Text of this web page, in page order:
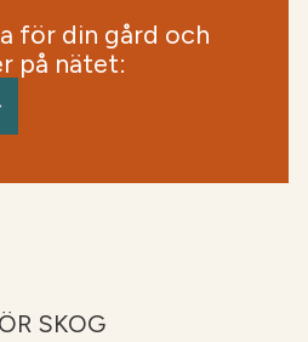
för din gård och
på nätet:
SKOG